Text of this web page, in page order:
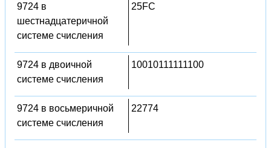
9724 в
шестнадцатеричной
системе счисления
25FC
9724 в двоичной
системе счисления
10010111111100
9724 в восьмеричной
системе счисления
22774